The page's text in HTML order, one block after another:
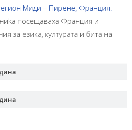
Миди – Пирене, Франция.
посещаваха Франция и
за езика, културата и бита на